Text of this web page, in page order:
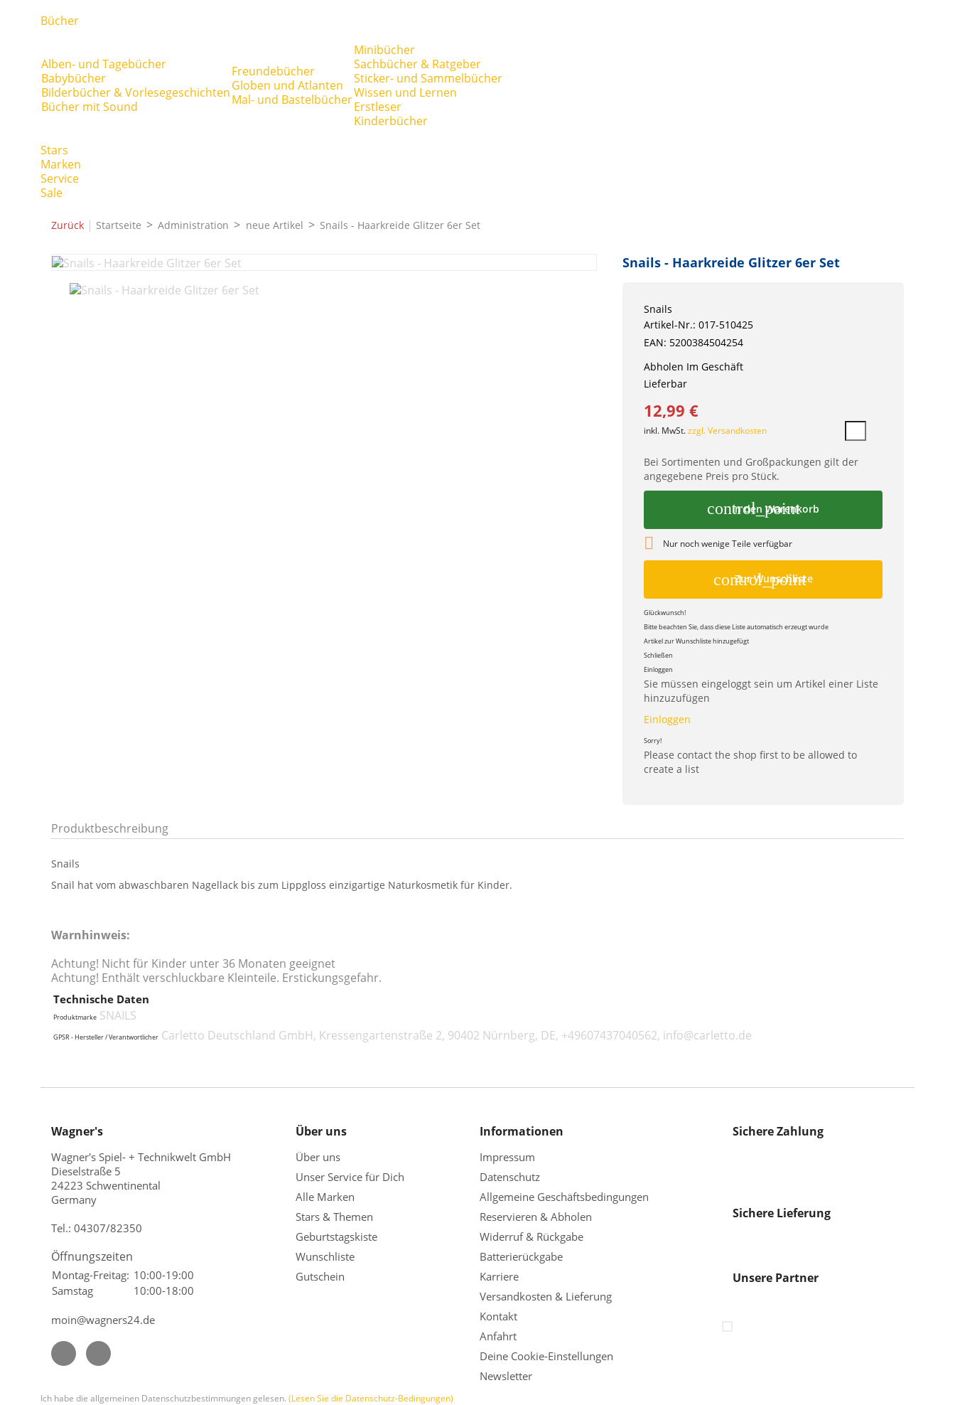
Bücher
Alben- und Tagebücher
Babybücher
Bilderbücher & Vorlesegeschichten
Bücher mit Sound
Freundebücher
Globen und Atlanten
Mal- und Bastelbücher
Minibücher
Sachbücher & Ratgeber
Sticker- und Sammelbücher
Wissen und Lernen
Erstleser
Kinderbücher
Stars
Marken
Service
Sale
Zurück | Startseite Administration neue Artikel Snails - Haarkreide Glitzer 6er Set
Snails - Haarkreide Glitzer 6er Set
Snails
Artikel-Nr.: 017-510425
EAN: 5200384504254
Abholen Im Geschäft
Lieferbar
12,99 €
inkl. MwSt.zzgl. Versandkosten
Bei Sortimenten und Großpackungen gilt der
angegebene Preis pro Stück.
control_point
In den Warenkorb
 Nur noch wenige Teile verfügbar
control_point
Zur Wunschliste
Glückwunsch!
Bitte beachten Sie, dass diese Liste automatisch erzeugt wurde
Artikel zur Wunschliste hinzugefügt
Schließen
Einloggen
Sie müssen eingeloggt sein um Artikel einer Liste
hinzuzufügen
Einloggen
Sorry!
Please contact the shop first to be allowed to
create a list
Produktbeschreibung
Snails
Snail hat vom abwaschbaren Nagellack bis zum Lippgloss einzigartige Naturkosmetik für Kinder.
Warnhinweis:
Achtung! Nicht für Kinder unter 36 Monaten geeignet
Achtung! Enthält verschluckbare Kleinteile. Erstickungsgefahr.
Technische Daten
Produktmarke SNAILS
GPSR - Hersteller / Verantwortlicher Carletto Deutschland GmbH, Kressengartenstraße 2, 90402 Nürnberg, DE, +49607437040562, info@carletto.de
Wagner's
Wagner's Spiel- + Technikwelt GmbH
Dieselstraße 5
24223 Schwentinental
Germany
Tel.: 04307/82350
Öffnungszeiten
Montag-Freitag: 10:00-19:00
Samstag
10:00-18:00
moin@wagners24.de
Über uns
Über uns
Unser Service für Dich
Alle Marken
Stars & Themen
Geburtstagskiste
Wunschliste
Gutschein
Informationen
Impressum
Datenschutz
Allgemeine Geschäftsbedingungen
Reservieren & Abholen
Widerruf & Rückgabe
Batterierückgabe
Karriere
Versandkosten & Lieferung
Kontakt
Anfahrt
Deine Cookie-Einstellungen
Newsletter
Sichere Zahlung
Sichere Lieferung
Unsere Partner
Ich habe die allgemeinen Datenschutzbestimmungen gelesen. (Lesen Sie die Datenschutz-Bedingungen)